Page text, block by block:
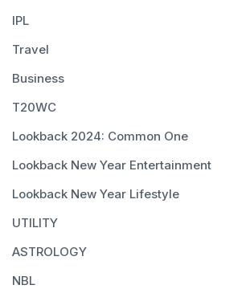
IPL
Travel
Business
T20WC
Lookback 2024: Common One
Lookback New Year Entertainment
Lookback New Year Lifestyle
UTILITY
ASTROLOGY
NBL